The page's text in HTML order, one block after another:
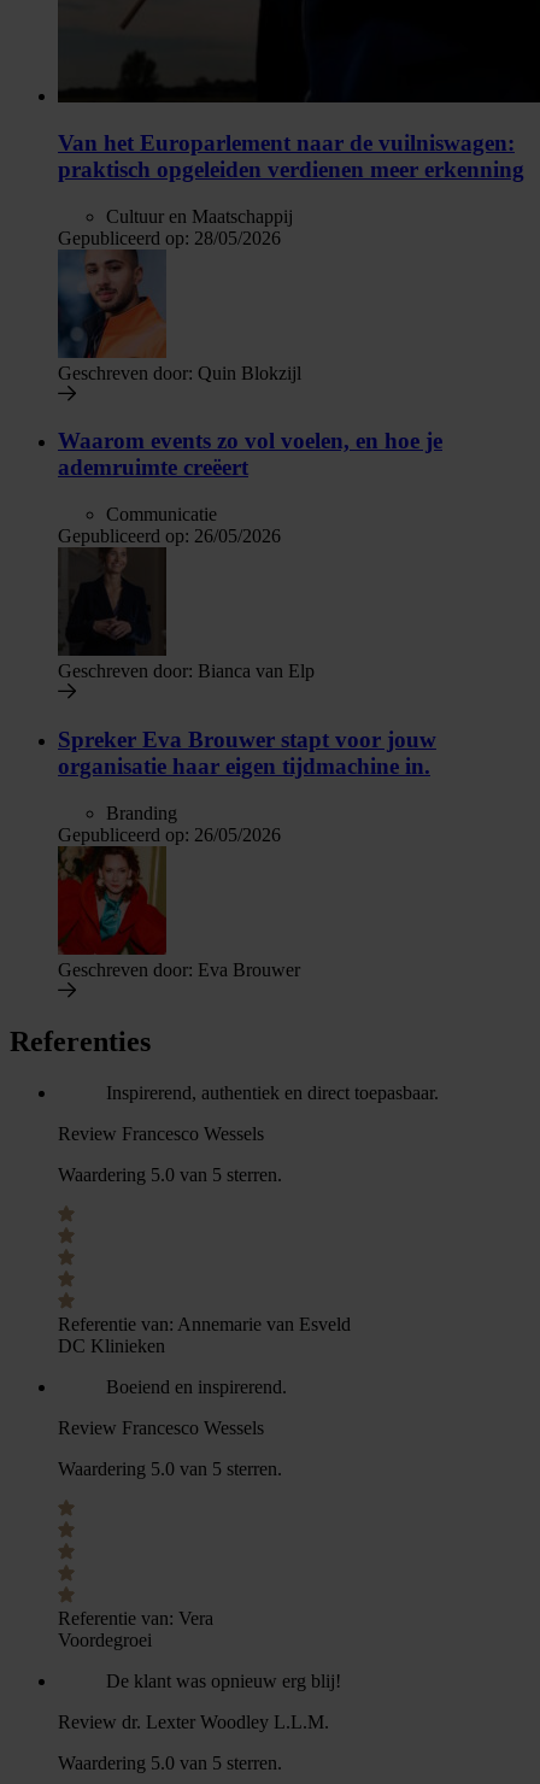
Van het Europarlement naar de vuilniswagen:
praktisch opgeleiden verdienen meer erkenning
Cultuur en Maatschappij
Gepubliceerd op: 28/05/2026
Geschreven door: Quin Blokzijl
Waarom events zo vol voelen, en hoe je
ademruimte creëert
Communicatie
Gepubliceerd op: 26/05/2026
Geschreven door: Bianca van Elp
Spreker Eva Brouwer stapt voor jouw
organisatie haar eigen tijdmachine in.
Branding
Gepubliceerd op: 26/05/2026
Geschreven door: Eva Brouwer
Referenties
Inspirerend, authentiek en direct toepasbaar.
Review Francesco Wessels
Waardering 5.0 van 5 sterren.
Referentie van: Annemarie van Esveld
DC Klinieken
Boeiend en inspirerend.
Review Francesco Wessels
Waardering 5.0 van 5 sterren.
Referentie van: Vera
Voordegroei
De klant was opnieuw erg blij!
Review dr. Lexter Woodley L.L.M.
Waardering 5.0 van 5 sterren.